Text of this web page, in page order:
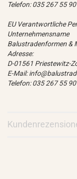
Telefon: 035 267 55
EU Verantwortliche
Unternehmensname
Balustradenformen &
Adresse:
D-01561 Priestewitz-
E-Mail:
Telefon: 035 267 55